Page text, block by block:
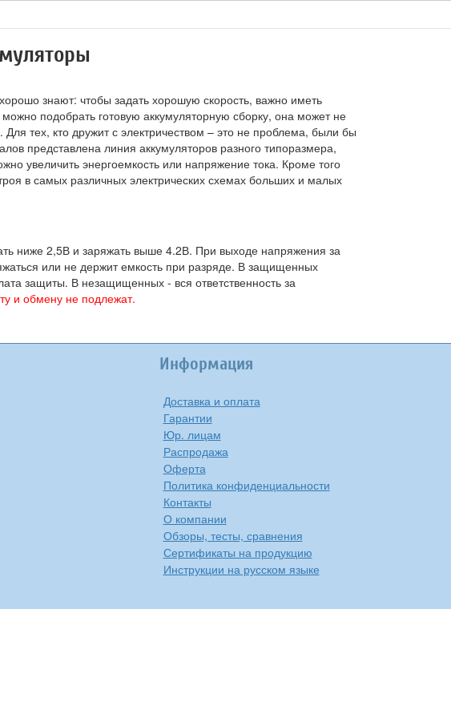
знают: чтобы задать хорошую скорость, важно иметь
подобрать готовую аккумуляторную сборку, она может не
тех, кто дружит с электричеством – это не проблема, были бы
представлена линия аккумуляторов разного типоразмера,
увеличить энергоемкость или напряжение тока. Кроме того
в самых различных электрических схемах больших и малых
ниже 2,5В и заряжать выше 4.2В. При выходе напряжения за
или не держит емкость при разряде. В защищенных
защиты. В незащищенных - вся ответственность за
и обмену не подлежат.
Информация
Доставка и оплата
Гарантии
Юр. лицам
Распродажа
Оферта
Политика конфиденциальности
Контакты
О компании
Обзоры, тесты, сравнения
Сертификаты на продукцию
Инструкции на русском языке